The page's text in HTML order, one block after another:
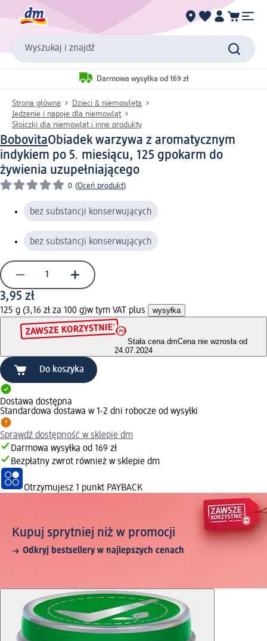
Wyszukaj i znajdź
Darmowa wysyłka od 169 zł
Strona główna
Dzieci & niemowlęta
Jedzenie i napoje dla niemowląt
Słoiczki dla niemowląt i inne produkty
BobovitaObiadek warzywa z aromatycznym
indykiem po 5. miesiącu, 125 gpokarm do
żywienia uzupełniającego
0 (Oceń produkt)
bez substancji konserwujących
bez substancji konserwujących
3,95 zł
125 g (3,16 zł za 100 g)w tym VAT plus wysyłka
Stała cena dmCena nie wzrosła od
24.07.2024
Do koszyka
Dostawa dostępna
Standardowa dostawa w 1-2 dni robocze od wysyłki
Sprawdź dostępność w sklepie dm
Darmowa wysyłka od 169 zł
Bezpłatny zwrot również w sklepie dm
Otrzymujesz 1 punkt PAYBACK
Kupuj sprytniej niż w promocji
Odkryj bestsellery w najlepszych cenach